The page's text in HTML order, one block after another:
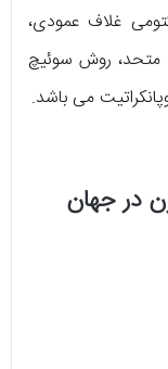
غلاف عمودی،
متحد، روش سوئیچ
می باشد.
در جهان